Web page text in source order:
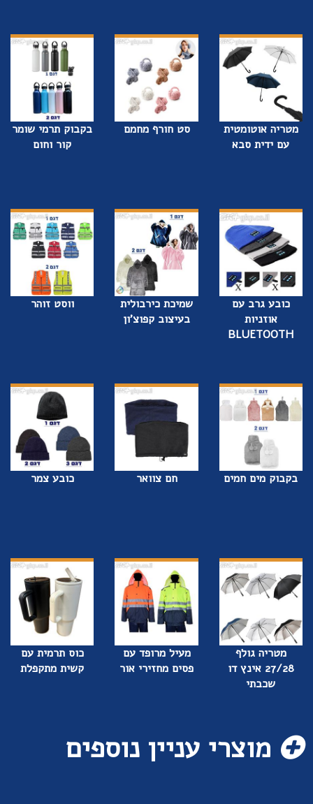
מטריה אוטומטית
עם ידית סבא
סט חורף מחמם
בקבוק תרמי שומר
קור וחום
כובע גרב עם
אוזניות
BLUETOOTH
שמיכת כירבולית
בעיצוב קפוצ'ון
ווסט זוהר
בקבוק מים חמים חם צוואר כובע צמר
מטריה גולף
27/28 אינץ דו
שכבתי
מעיל מרופד עם
פסים מחזירי אור
כוס תרמית עם
קשית מתקפלת
מוצרי עניין נוספים